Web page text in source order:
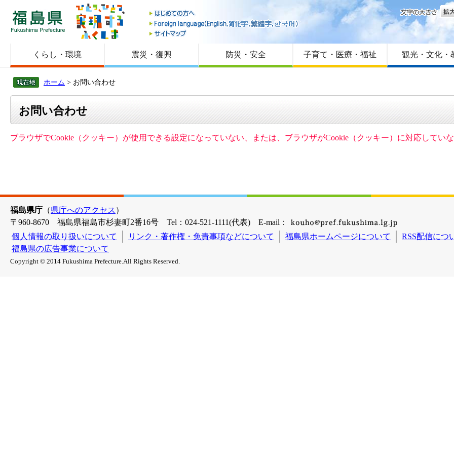
福島県
はじめての方へ
Foreign language
サイトマップ
文字
くらし・環境 震災・復興 防災・安全 子育て・医療・福祉 観光・文化・
ホーム > お問い合わせ
お問い合わせ
ブラウザでCookie（クッキー）が使用できる設定になっていない、または、ブラウザがCookie（クッキー）に対応してい
福島県庁 （県庁へのアクセス ）
〒960-8670 福島県福島市杉妻町2番16号 Tel：024-521-1111(代表) E-mail：
個人情報の取り扱いについて
リンク・著作権・免責事項などについて 福島県ホームページについて
RSS配信につ
福島県の広告事業について
Copyright © 2014 Fukushima Prefecture.All Rights Reserved.